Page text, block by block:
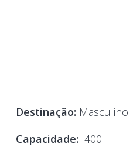
Destinação: Masculino
Capacidade: 400